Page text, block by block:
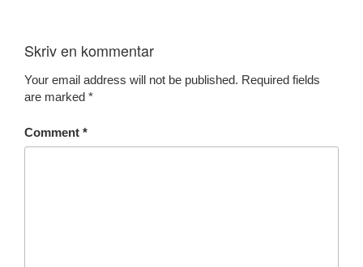
Skriv en kommentar
Your email address will not be published. Required fields
are marked *
Comment *